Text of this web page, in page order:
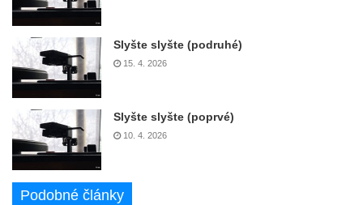
Slyšte slyšte (podruhé)
15. 4. 2026
Slyšte slyšte (poprvé)
10. 4. 2026
Podobné články